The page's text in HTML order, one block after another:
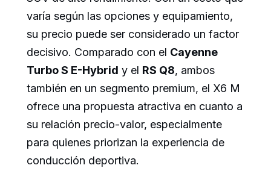
varía según las opciones y equipamiento,
su precio puede ser considerado un factor
decisivo. Comparado con el Cayenne
Turbo S E-Hybrid y el RS Q8, ambos
también en un segmento premium, el X6 M
ofrece una propuesta atractiva en cuanto a
su relación precio-valor, especialmente
para quienes priorizan la experiencia de
conducción deportiva.